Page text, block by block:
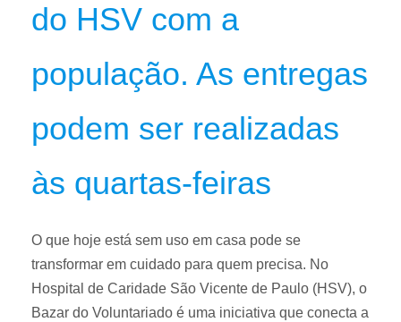
do HSV com a
população. As entregas
podem ser realizadas
às quartas-feiras
O que hoje está sem uso em casa pode se
transformar em cuidado para quem precisa. No
Hospital de Caridade São Vicente de Paulo (HSV), o
Bazar do Voluntariado é uma iniciativa que conecta a